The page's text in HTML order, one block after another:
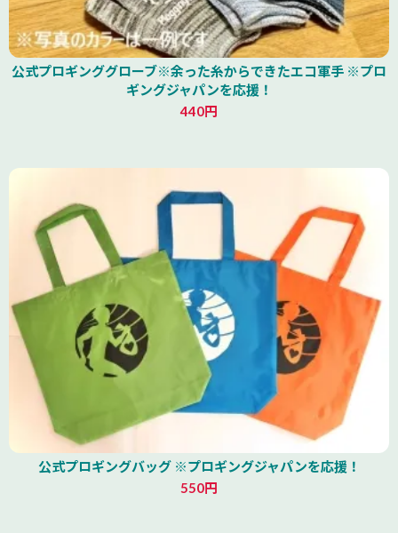
公式プロギンググローブ※余った糸からできたエコ軍手 ※プロ
ギングジャパンを応援！
440円
公式プロギングバッグ ※プロギングジャパンを応援！
550円